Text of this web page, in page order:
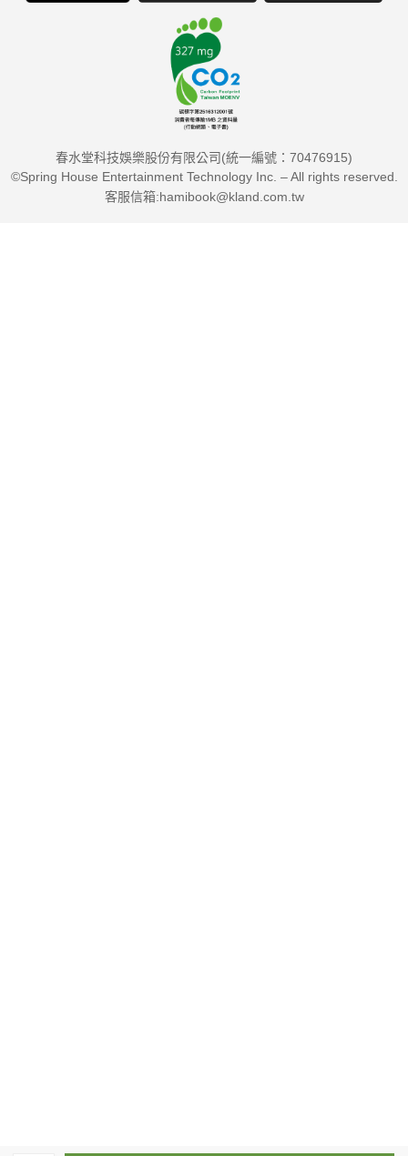
春水堂科技娛樂股份有限公司(統一編號：70476915)
©Spring House Entertainment Technology Inc. – All rights reserved.
客服信箱:hamibook@kland.com.tw